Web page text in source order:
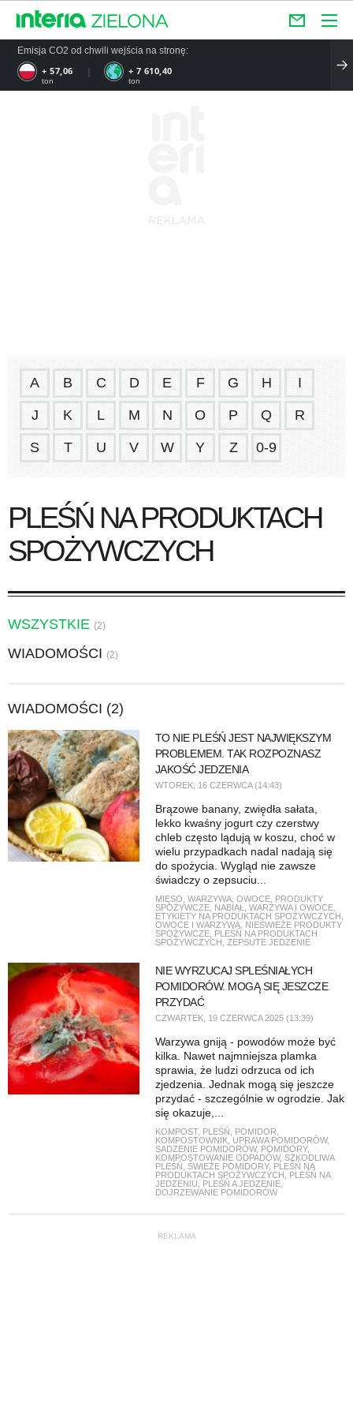
Emisja CO2 od chwili wejścia na stronę:
+ 57,06
ton
+ 7 610,40
ton
A B C D E F G H I
J K L M N O P Q R
S T U V W Y Z 0-9
PLEŚŃ NA PRODUKTACH
SPOŻYWCZYCH
WSZYSTKIE (2)
WIADOMOŚCI (2)
WIADOMOŚCI (2)
TO NIE PLEŚŃ JEST NAJWIĘKSZYM
PROBLEMEM. TAK ROZPOZNASZ
JAKOŚĆ JEDZENIA
WTOREK, 16 CZERWCA (14:43)
Brązowe banany, zwiędła sałata,
lekko kwaśny jogurt czy czerstwy
chleb często lądują w koszu, choć w
wielu przypadkach nadal nadają się
do spożycia. Wygląd nie zawsze
świadczy o zepsuciu...
MIĘSO WARZYWA, OWOCE, PRODUKTY
SPOŻYWCZE, NABIAŁ WARZYWA I OWOCE,
ETYKIETY NA PRODUKTACH SPOŻYWCZYCH
OWOCE I WARZYWA, NIEŚWIEŻE PRODUKTY
SPOŻYWCZE, PLEŚŃ NA PRODUKTACH
SPOŻYWCZYCH
ZEPSUTE JEDZENIE
NIE WYRZUCAJ SPLEŚNIAŁYCH
POMIDORÓW. MOGĄ SIĘ JESZCZE
PRZYDAĆ
CZWARTEK, 19 CZERWCA 2025 (13:39)
Warzywa gniją - powodów może być
kilka. Nawet najmniejsza plamka
sprawia, że ludzi odrzuca od ich
zjedzenia. Jednak mogą się jeszcze
przydać - szczególnie w ogrodzie. Jak
się okazuje,...
KOMPOST, PLEŚŃ POMIDOR
KOMPOSTOWNIK, UPRAWA POMIDORÓW,
SADZENIE POMIDORÓW, POMIDORY,
KOMPOSTOWANIE ODPADÓW, SZKODLIWA
PLEŚŃ ŚWIEŻE POMIDORY, PLEŚŃ NA
PRODUKTACH SPOŻYWCZYCH
PLEŚŃ NA
JEDZENIU
PLEŚŃ A JEDZENIE,
DOJRZEWANIE POMIDORÓW
REKLAMA